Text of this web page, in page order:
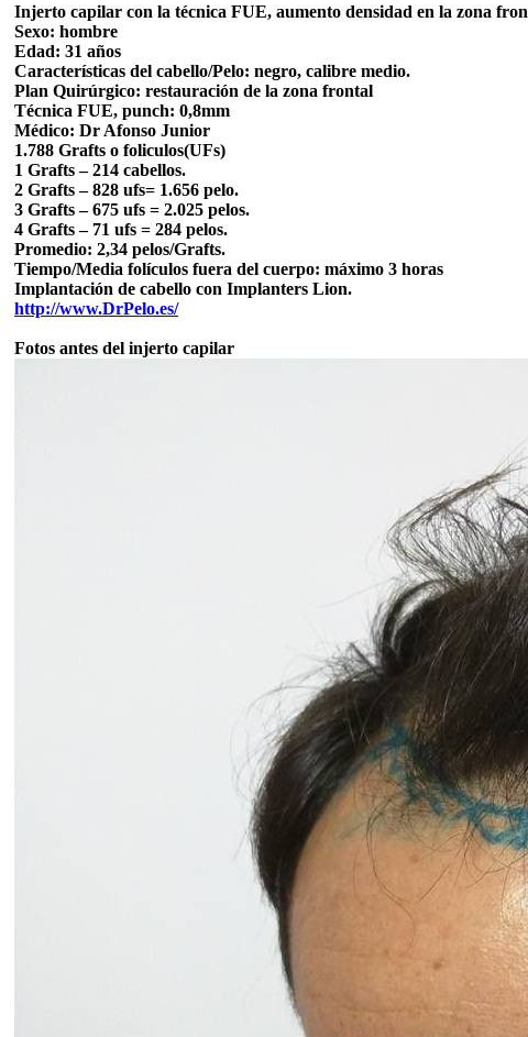
Injerto capilar con la técnica FUE, aumento densidad en la zona
Sexo: hombre
Edad: 31 años
Características del cabello/Pelo: negro, calibre medio.
Plan Quirúrgico: restauración de la zona frontal
Técnica FUE, punch: 0,8mm
Médico: Dr Afonso Junior
1.788 Grafts o foliculos(UFs)
1 Grafts – 214 cabellos.
2 Grafts – 828 ufs= 1.656 pelo.
3 Grafts – 675 ufs = 2.025 pelos.
4 Grafts – 71 ufs = 284 pelos.
Promedio: 2,34 pelos/Grafts.
Tiempo/Media folículos fuera del cuerpo: máximo 3 horas
Implantación de cabello con Implanters Lion.
http://www.DrPelo.es/
Fotos antes del injerto capilar